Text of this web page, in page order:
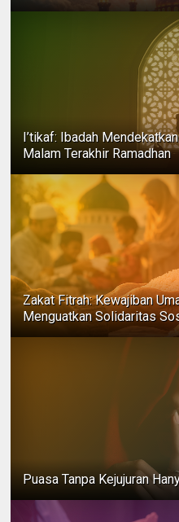
I’tikaf: Ibadah
Malam Terakhir Ramadhan
Zakat Fitrah: Kewajiban
Menguatkan Solidaritas
Puasa Tanpa Kejujuran